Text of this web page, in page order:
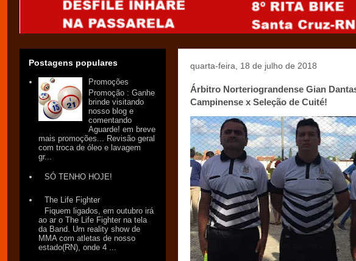
quarta-feira, 18 de julho de 2018
Árbitro Norteriograndense Gian
Campinense x Seleção de Cuité!
Postagens populares
Promoções
Promoção : Ganhe
brinde visitando
nosso blog e
comentando
Aguarde! em breve
mais promoções... Revisão geral
com troca de óleo e lavagem
gr...
SÓ TENHO HOJE!
The Life Fighter
Fiquem ligados, em outubro irá
ao ar o The Life Fighter na tela
da Band. Um reality show de
MMA com atletas de nosso
estado(RN), onde 4 ...